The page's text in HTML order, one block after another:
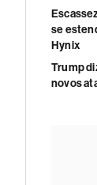
se
Hynix
Trump
novos